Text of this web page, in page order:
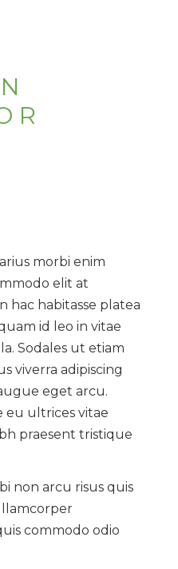
morbi enim
elit at
hac habitasse platea
id leo in vitae
Sodales ut etiam
viverra adipiscing
eget arcu.
eu ultrices vitae
praesent tristique
non arcu risus quis
commodo odio